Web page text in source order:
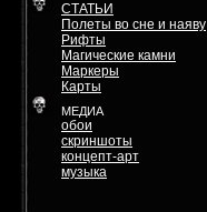
СТАТЬИ
Полеты во сне и наяву
Рифты
Магические камни
Маркеры
Карты
МЕДИА
обои
скриншоты
концепт-арт
музыка